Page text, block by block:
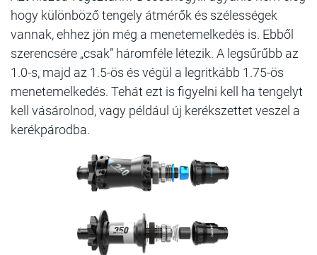
hogy különböző tengely átmérők és szélességek
vannak, ehhez jön még a menetemelkedés is. Ebből
szerencsére „csak” háromféle létezik. A legsűrűbb az
1.0-s, majd az 1.5-ös és végül a legritkább 1.75-ös
menetemelkedés. Tehát ezt is figyelni kell ha tengelyt
kell vásárolnod, vagy például új kerékszettet veszel a
kerékpárodba.